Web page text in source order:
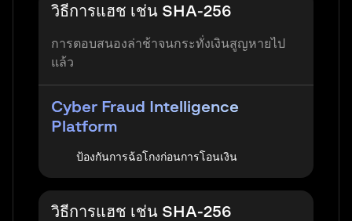
วิธีการแฮช เช่น SHA-256
การตอบสนองล่าช้าจนกระทั่งเงินสูญหายไป
แล้ว
Cyber Fraud Intelligence
Platform
ป้องกันการฉ้อโกงก่อนการโอนเงิน
วิธีการแฮช เช่น SHA-256